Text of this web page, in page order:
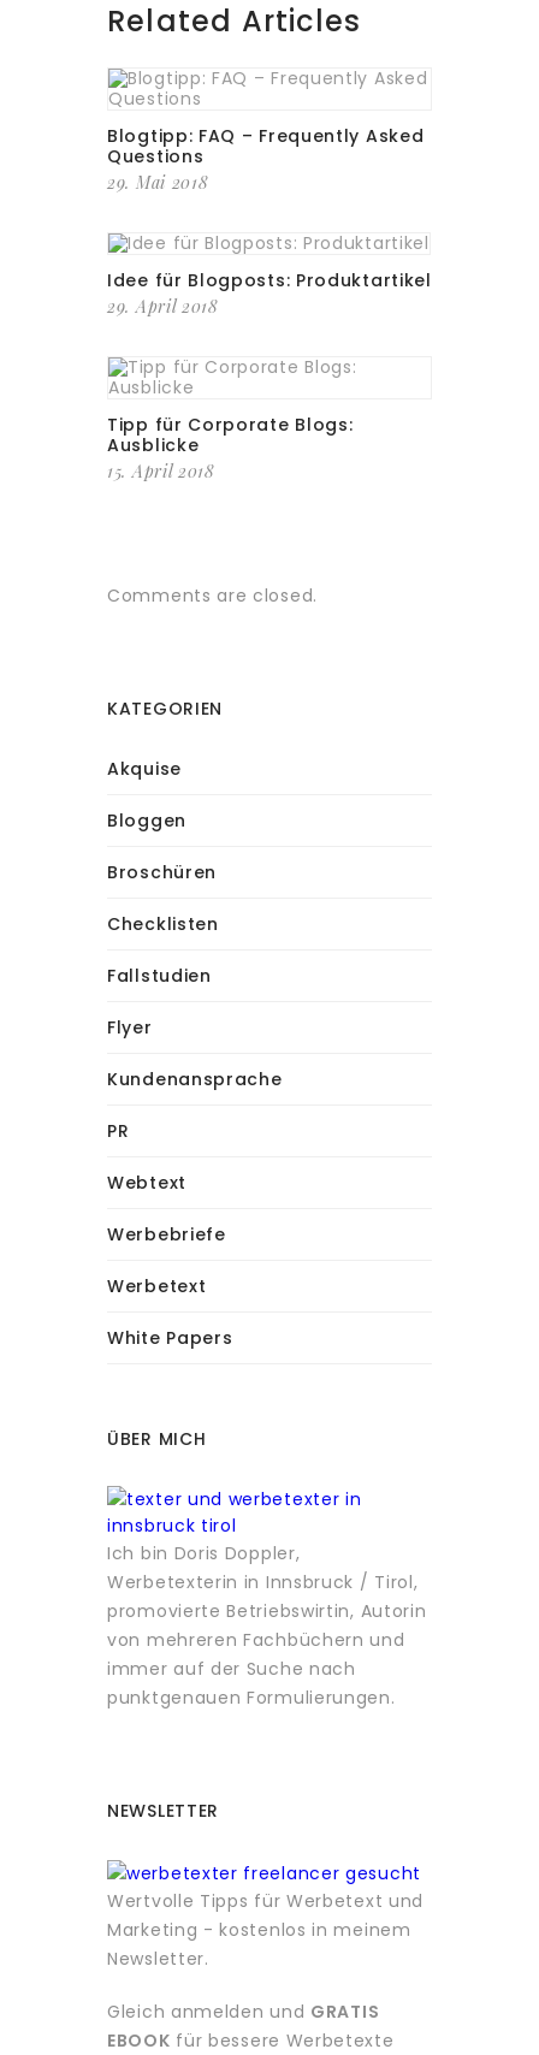
Related Articles
Blogtipp: FAQ – Frequently Asked
Questions
29. Mai 2018
Idee für Blogposts: Produktartikel
29. April 2018
Tipp für Corporate Blogs:
Ausblicke
15. April 2018
Comments are closed.
KATEGORIEN
Akquise
Bloggen
Broschüren
Checklisten
Fallstudien
Flyer
Kundenansprache
PR
Webtext
Werbebriefe
Werbetext
White Papers
ÜBER MICH
Ich bin Doris Doppler,
Werbetexterin in Innsbruck / Tirol,
promovierte Betriebswirtin, Autorin
von mehreren Fachbüchern und
immer auf der Suche nach
punktgenauen Formulierungen.
NEWSLETTER
Wertvolle Tipps für Werbetext und
Marketing - kostenlos in meinem
Newsletter.
Gleich anmelden und GRATIS
EBOOK für bessere Werbetexte